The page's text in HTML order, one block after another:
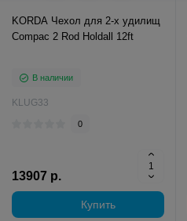
KORDA Чехол для 2-х удилищ
Compac 2 Rod Holdall 12ft
В наличии
KLUG33
0
13907 р.
Купить